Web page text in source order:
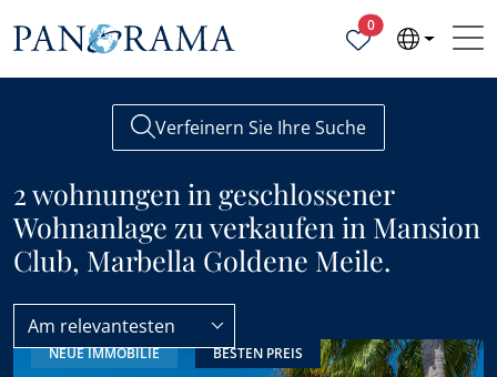
0Ausgewählte
Verfeinern Sie Ihre Suche
2 wohnungen in geschlossener
Wohnanlage zu verkaufen in Mansion
Club, Marbella Goldene Meile.
Wohnungen Geschlossene Gemeinschaft
Am relevantesten
NEUE IMMOBILIE BESTEN PREIS